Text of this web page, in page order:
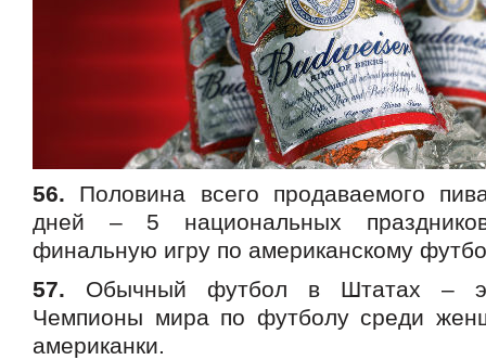
56. Половина всего продаваемого
дней – 5 национальных
финальную игру по американскому
57. Обычный футбол в Штатах –
Чемпионы мира по футболу среди
американки.